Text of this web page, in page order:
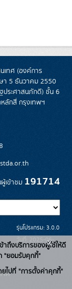
เทศ (องค์การ
า 5 ธันวาคม 2550
ประศาสนภักดี) ชั้น 6
ลักสี่ กรุงเทพฯ
เข้าชม 191714
าค
รุ่นโปรแกรม: 3.0.0
วันที่: 2025-06-
26
าถึงบริการของผู้ใช้ให้ดี
"ยอมรับคุกกี้"
ไปที่ "การตั้งค่าคุกกี้"
x